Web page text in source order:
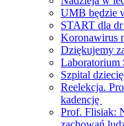
UMB będzie
START dla
Koronawirus
Dziękujemy
Laboratorium
Szpital
Reelekcja.
kadencję
Prof. Flisiak: